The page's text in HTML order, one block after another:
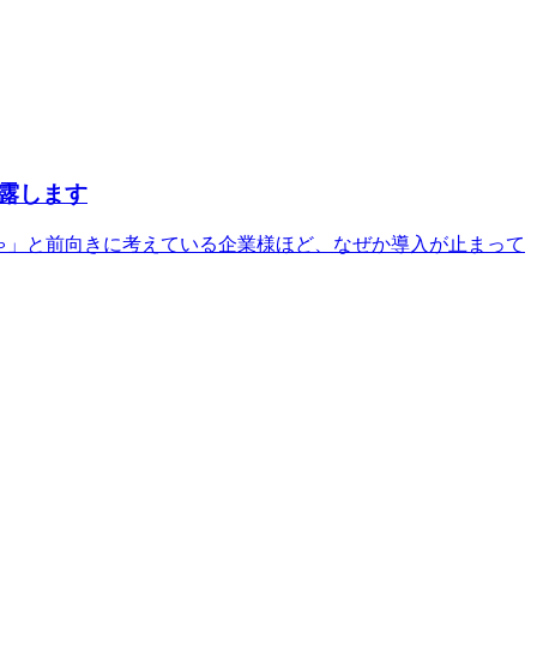
します
と前向きに考えている企業様ほど、なぜか導入が止まって